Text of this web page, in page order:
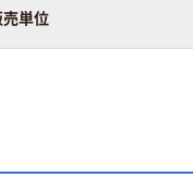
売単位